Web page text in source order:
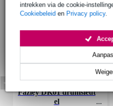
intrekken via de cookie-
Cookiebeleid en Privacy policy.
Fazley DK01 drumsleut
el